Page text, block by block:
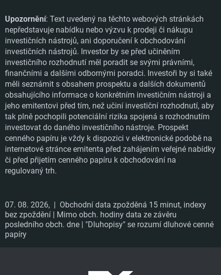
Upozornění: Text uvedený na těchto webových stránkách
nepředstavuje nabídku nebo výzvu k prodeji či nákupu
investičních nástrojů, ani doporučení k obchodování
investičních nástrojů. Investor by se před učiněním
investičního rozhodnutí měl poradit se svými právními,
finančními a dalšími odbornými poradci. Investoři by si také
měli seznámit s obsahem prospektu a dalších dokumentů
obsahujícího informace o konkrétním investičním nástroji a
jeho emitentovi před tím, než učiní investiční rozhodnutí, aby
tak plně pochopili potenciální rizika spojená s rozhodnutím
investovat do daného investičního nástroje. Prospekt
cenného papíru je vždy k dispozici v elektronické podobě na
internetové stránce emitenta před zahájením veřejné nabídky
či před přijetím cenného papíru k obchodování na
regulovaný trh.
07. 08. 2026, | Obchodní data zpožděná 15 minut, indexy
bez zpoždění | Mimo obch. hodiny data ze závěru
posledního obch. dne | "Dluhopisy" se rozumí dluhové cenné
papíry